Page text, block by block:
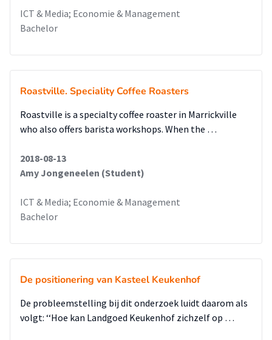
ICT & Media; Economie & Management
Bachelor
Roastville. Speciality Coffee Roasters
Roastville is a specialty coffee roaster in Marrickville
who also offers barista workshops. When the …
2018-08-13
Amy Jongeneelen (Student)
ICT & Media; Economie & Management
Bachelor
De positionering van Kasteel Keukenhof
De probleemstelling bij dit onderzoek luidt daarom als
volgt: ‘‘Hoe kan Landgoed Keukenhof zichzelf op …